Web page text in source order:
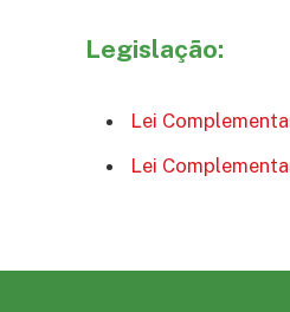
Legislação:
Lei
Lei